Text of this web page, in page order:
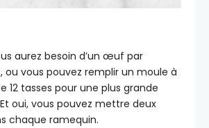
aurez besoin d’un œuf par
ou vous pouvez remplir un moule à
12 tasses pour une plus grande
oui, vous pouvez mettre deux
chaque ramequin.